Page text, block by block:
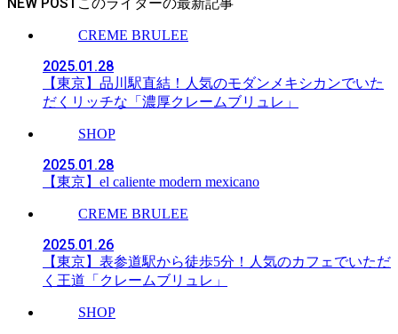
CREME BRULEE
2025.01.28
【東京】品川駅直結！人気のモダンメキシカンでいた
だくリッチな「濃厚クレームブリュレ」
SHOP
2025.01.28
【東京】el caliente modern mexicano
CREME BRULEE
2025.01.26
【東京】表参道駅から徒歩5分！人気のカフェでいただ
く王道「クレームブリュレ」
SHOP